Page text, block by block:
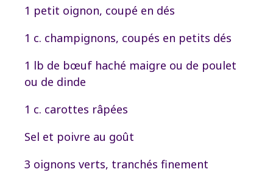
1 petit oignon, coupé en dés
1 c. champignons, coupés en petits dés
1 lb de bœuf haché maigre ou de poulet
ou de dinde
1 c. carottes râpées
Sel et poivre au goût
3 oignons verts, tranchés finement